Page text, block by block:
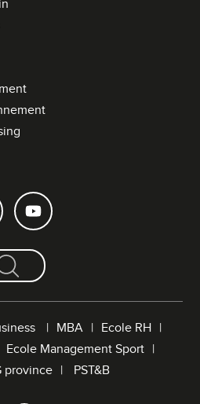
MBA
Ecole RH
Ecole Management Sport
province
PST&B